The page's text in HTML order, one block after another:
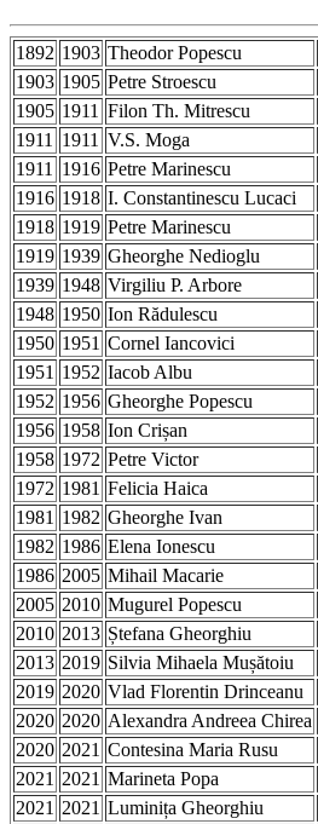
1892 1903 Theodor Popescu
1903 1905 Petre Stroescu
1905 1911 Filon Th. Mitrescu
1911
1911 V.S. Moga
1911
1916 Petre Marinescu
1916 1918 I. Constantinescu Lucaci
1918 1919 Petre Marinescu
1919 1939 Gheorghe Nedioglu
1939 1948 Virgiliu P. Arbore
1948 1950 Ion Rădulescu
1950 1951 Cornel Iancovici
1951 1952 Iacob Albu
1952 1956 Gheorghe Popescu
1956 1958 Ion Crișan
1958 1972 Petre Victor
1972 1981 Felicia Haica
1981 1982 Gheorghe Ivan
1982 1986 Elena Ionescu
1986 2005 Mihail Macarie
2005 2010 Mugurel Popescu
2010 2013 Ștefana Gheorghiu
2013 2019 Silvia Mihaela Mușătoiu
2019 2020 Vlad Florentin Drinceanu
2020 2020 Alexandra Andreea Chirea
2020 2021 Contesina Maria Rusu
2021 2021 Marineta Popa
2021 2021 Luminița Gheorghiu